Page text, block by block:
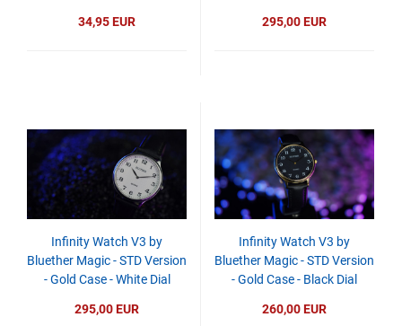
34,95 EUR 295,00 EUR
Infinity Watch V3 by
Bluether Magic - STD Version
- Gold Case - White Dial
295,00 EUR
Infinity Watch V3 by
Bluether Magic - STD Version
- Gold Case - Black Dial
260,00 EUR